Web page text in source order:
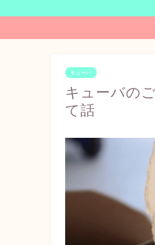
キューバ
キューバの
て話